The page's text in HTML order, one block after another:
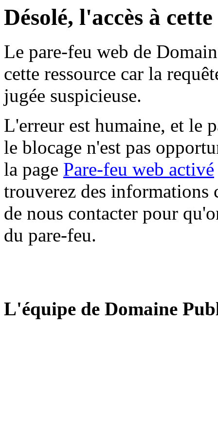
Désolé, l'accès à
Le pare-feu web de
cette ressource car la
jugée suspicieuse.
L'erreur est humaine, et le
le blocage n'est pas
la page Pare-feu web activé
trouverez des informations
de nous contacter pour
du pare-feu.
L'équipe de Domaine